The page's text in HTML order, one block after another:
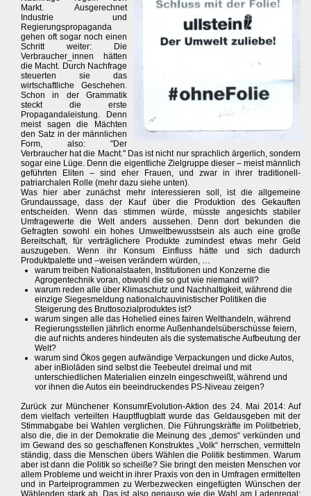
Markt. Ausgerechnet
Industrie und
Regierungspropaganda
gehen oft sogar noch einen
Schritt weiter: Die
Verbraucher_innen hätten
die Macht. Durch Nachfrage
steuerten sie das
wirtschaftliche Geschehen.
Schon in der Grammatik
steckt die erste
Propagandaleistung. Denn
meist sagen die Mächten
den Satz in der männlichen
Form, also: "Der
Verbraucher hat die Macht." Das ist nicht nur sprachlich ärgerlich, sondern
sogar eine Lüge. Denn die eigentliche Zielgruppe dieser – meist männlich
geführten Eliten – sind eher Frauen, und zwar in ihrer traditionell-
patriarchalen Rolle (mehr dazu siehe unten).
Was hier aber zunächst mehr interessieren soll, ist die allgemeine
Grundaussage, dass der Kauf über die Produktion des Gekauften
entscheiden. Wenn das stimmen würde, müsste angesichts stabiler
Umfragewerte die Welt anders aussehen. Denn dort bekunden die
Gefragten sowohl ein hohes Umweltbewusstsein als auch eine große
Bereitschaft, für verträglichere Produkte zumindest etwas mehr Geld
auszugeben. Wenn ihr Konsum Einfluss hätte und sich dadurch
Produktpalette und –weisen verändern würden, …
warum treiben Nationalstaaten, Institutionen und Konzerne die
Agrogentechnik voran, obwohl die so gut wie niemand will?
warum reden alle über Klimaschutz und Nachhaltigkeit, während die
einzige Siegesmeldung nationalchauvinistischer Politiken die
Steigerung des Bruttosozialproduktes ist?
warum singen alle das Hohelied eines fairen Welthandeln, während
Regierungsstellen jährlich enorme Außenhandelsüberschüsse feiern,
die auf nichts anderes hindeuten als die systematische Aufbeutung der
Welt?
warum sind Ökos gegen aufwändige Verpackungen und dicke Autos,
aber inBioläden sind selbst die Teebeutel dreimal und mit
unterschiedlichen Materialien einzeln eingeschweißt, während und
vor ihnen die Autos ein beeindruckendes PS-Niveau zeigen?
Zurück zur Münchener KonsumrEvolution-Aktion des 24. Mai 2014: Auf
dem vielfach verteilten Hauptflugblatt wurde das Geldausgeben mit der
Stimmabgabe bei Wahlen verglichen. Die Führungskräfte im Politbetrieb,
also die, die in der Demokratie die Meinung des „demos“ verkünden und
im Gewand des so geschaffenen Konstruktes „Volk“ herrschen, vermitteln
ständig, dass die Menschen übers Wählen die Politik bestimmen. Warum
aber ist dann die Politik so scheiße? Sie bringt den meisten Menschen vor
allem Probleme und weicht in ihrer Praxis von den in Umfragen ermittelten
und in Parteiprogrammen zu Werbezwecken eingefügten Wünschen der
Wählenden stark ab. Das ist also genauso wie die Wahl am Ladenregal: